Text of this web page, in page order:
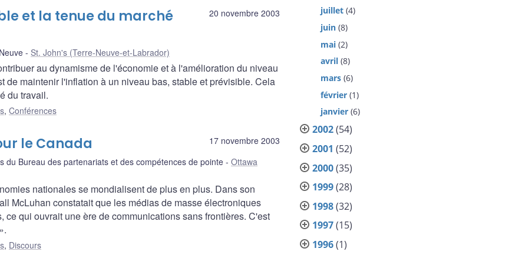
20 novembre 2003
et la tenue du marché
St. John's (Terre-Neuve-et-Labrador)
au dynamisme de l'économie et à l'amélioration du niveau
de maintenir l'inflation à un niveau bas, stable et prévisible. Cela
du travail.
, Conférences
17 novembre 2003
le Canada
du Bureau des partenariats et des compétences de pointe
Ottawa
nationales se mondialisent de plus en plus. Dans son
McLuhan constatait que les médias de masse électroniques
qui ouvrait une ère de communications sans frontières. C'est
, Discours
juillet (4)
juin (8)
mai (2)
avril (8)
mars (6)
février (1)
janvier (6)
2002(54)
2001 (52)
2000(35)
1999(28)
1998(32)
1997(15)
1996(1)